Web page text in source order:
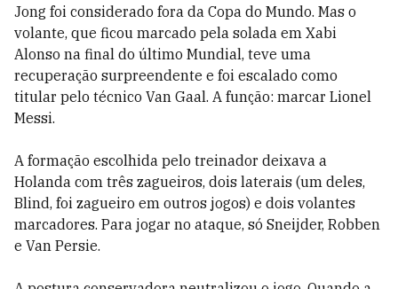
Jong foi considerado fora da Copa do Mundo. Mas o
volante, que ficou marcado pela solada em Xabi
Alonso na final do último Mundial, teve uma
recuperação surpreendente e foi escalado como
titular pelo técnico Van Gaal. A função: marcar Lionel
Messi.
A formação escolhida pelo treinador deixava a
Holanda com três zagueiros, dois laterais (um deles,
Blind, foi zagueiro em outros jogos) e dois volantes
marcadores. Para jogar no ataque, só Sneijder, Robben
e Van Persie.